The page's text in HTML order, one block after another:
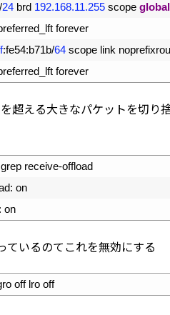
24 brd 192.168.11.255 scope global
forever
:fe54:b71b/64 scope link
forever
超える大きなパケットを切り
receive-offload
: on
on
ているのてこれを無効にする
off lro off